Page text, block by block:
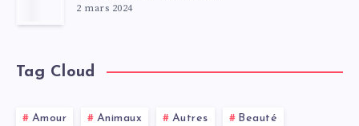
2 mars 2024
Tag Cloud
Amour Animaux Autres Beauté